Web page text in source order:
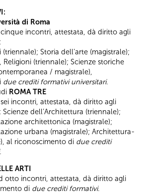
di Roma
incontri, attestata, dà diritto agli
Storia dell’arte (magistrale);
(triennale); Scienze storiche
/ magistrale),
due crediti formativi universitari.
ROMA TRE
incontri, attestata, dà diritto agli
dell’Architettura (triennale);
architettonica (magistrale);
urbana (magistrale); Architettura-
al riconoscimento di due crediti
ARTI
otto incontri, attestata, dà diritto agli
di due crediti formativi.